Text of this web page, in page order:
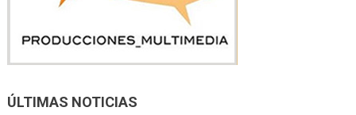
ÚLTIMAS NOTICIAS